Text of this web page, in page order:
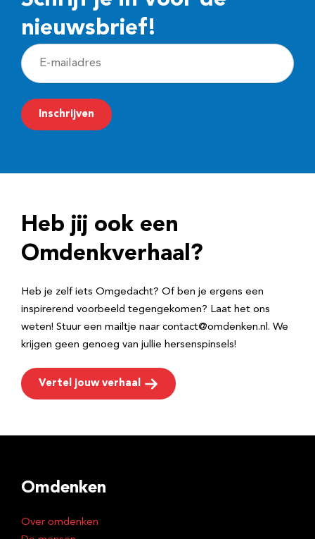
nieuwsbrief!
E
-
m
a
r
e
Inschrijven
Heb jij ook een
Omdenkverhaal?
Heb je zelf iets Omgedacht? Of ben je ergens een
inspirerend voorbeeld tegengekomen? Laat het ons
weten! Stuur een mailtje naar contact@omdenken.nl. We
krijgen geen genoeg van jullie hersenspinsels!
Vertel jouw verhaal
Omdenken
Over omdenken